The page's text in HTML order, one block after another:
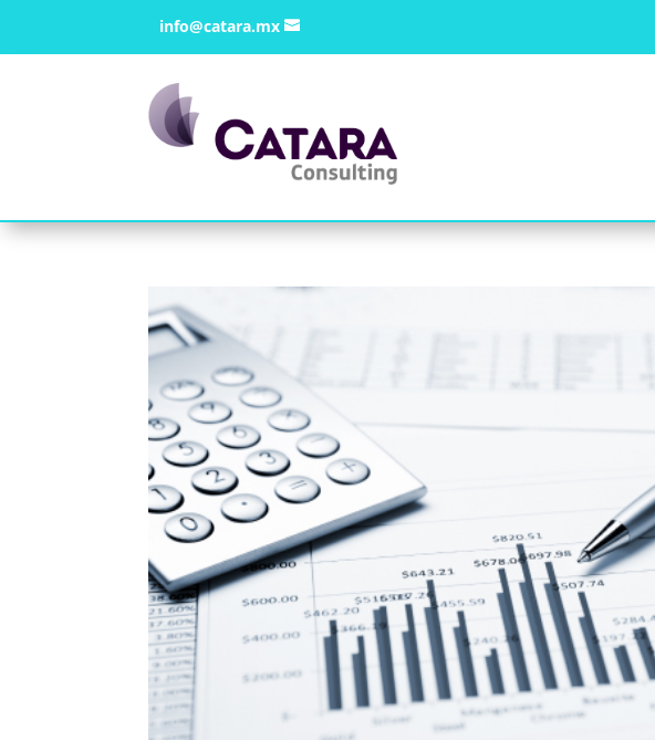
info@catara.mx